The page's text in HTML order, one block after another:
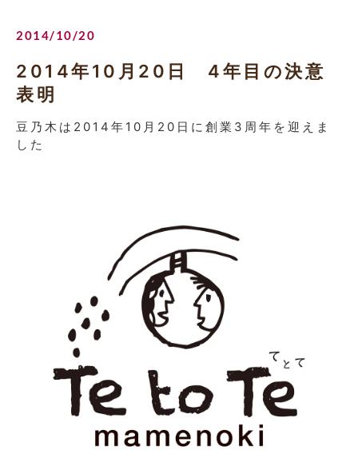
2014/10/20
2014年10月20日 4年目の決意
表明
豆乃木は2014年10月20日に創業3周年を迎えま
した